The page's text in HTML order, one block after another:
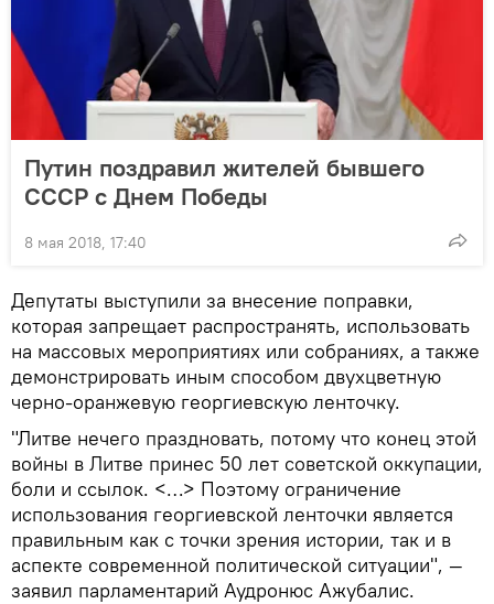
Путин поздравил жителей бывшего
СССР с Днем Победы
8 мая 2018, 17:40
Депутаты выступили за внесение поправки,
которая запрещает распространять, использовать
на массовых мероприятиях или собраниях, а также
демонстрировать иным способом двухцветную
черно-оранжевую георгиевскую ленточку.
"Литве нечего праздновать, потому что конец этой
войны в Литве принес 50 лет советской оккупации,
боли и ссылок. <…> Поэтому ограничение
использования георгиевской ленточки является
правильным как с точки зрения истории, так и в
аспекте современной политической ситуации", —
заявил парламентарий Аудронюс Ажубалис.